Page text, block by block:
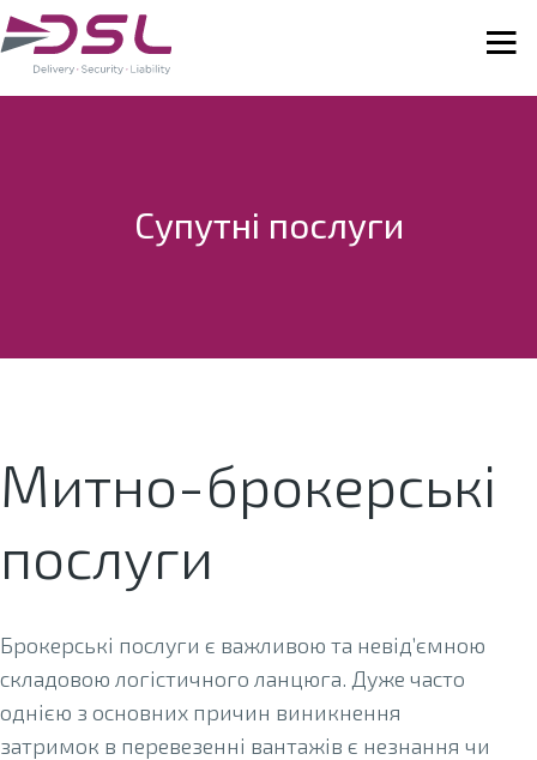
Супутні послуги
Митно-брокерські
послуги
Брокерські послуги є важливою та невід’ємною
складовою логістичного ланцюга. Дуже часто
однією з основних причин виникнення
затримок в перевезенні вантажів є незнання чи